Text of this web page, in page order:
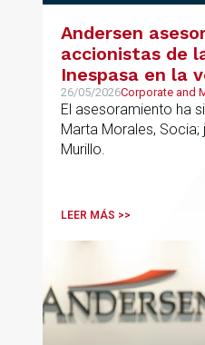
Andersen
accionistas de
Inespasa en la
del capital a un
inversores
26/05/2026Corporate and
El asesoramiento ha
Marta Morales, Socia;
Murillo.
LEER MÁS >>